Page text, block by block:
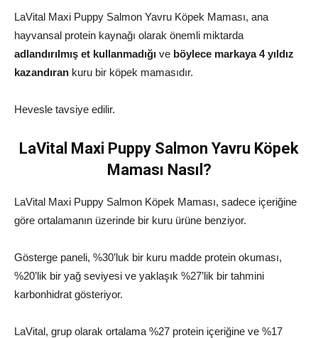
LaVital Maxi Puppy Salmon Yavru Köpek Maması, ana
hayvansal protein kaynağı olarak önemli miktarda
adlandırılmış et kullanmadığı ve böylece markaya 4 yıldız
kazandıran kuru bir köpek mamasıdır.
Hevesle tavsiye edilir.
LaVital Maxi Puppy Salmon Yavru Köpek
Maması Nasıl?
LaVital Maxi Puppy Salmon Köpek Maması, sadece içeriğine
göre ortalamanın üzerinde bir kuru ürüne benziyor.
Gösterge paneli, %30’luk bir kuru madde protein okuması,
%20’lik bir yağ seviyesi ve yaklaşık %27’lik bir tahmini
karbonhidrat gösteriyor.
LaVital, grup olarak ortalama %27 protein içeriğine ve %17